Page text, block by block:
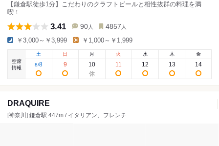
【鎌倉駅徒歩1分】こだわりのクラフトビールと相性抜群の料理を満
喫！
3.41 90 人 4857 人
￥3,000～￥3,999 ￥1,000～￥1,999
空席
情報
土
8/8
日
9
月
10
火
11
水
12
木
13
金
14
DRAQUIRE
[神奈川] 鎌倉駅 447m / イタリアン、フレンチ